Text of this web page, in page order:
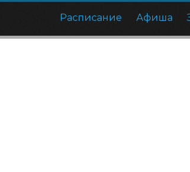
Расписание Афиша